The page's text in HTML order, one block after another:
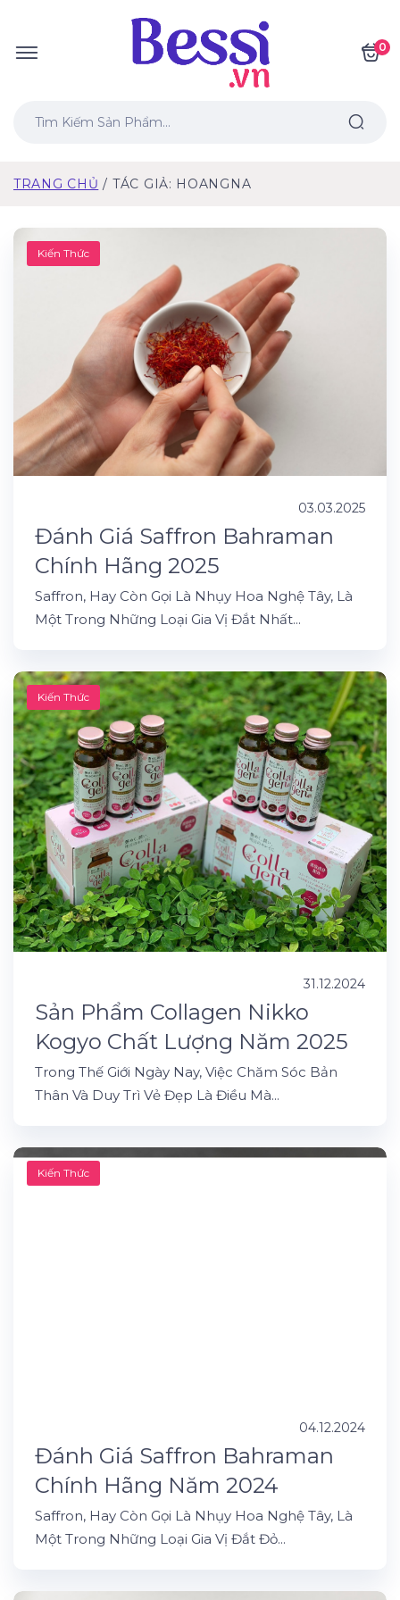
0
TRANG CHỦ TÁC GIẢ: HOANGNA
Kiến Thức
03.03.2025
Đánh Giá Saffron Bahraman
Chính Hãng 2025
Saffron, Hay Còn Gọi Là Nhụy Hoa Nghệ Tây, Là
Một Trong Những Loại Gia Vị Đắt Nhất...
Kiến Thức
31.12.2024
Sản Phẩm Collagen Nikko
Kogyo Chất Lượng Năm 2025
Trong Thế Giới Ngày Nay, Việc Chăm Sóc Bản
Thân Và Duy Trì Vẻ Đẹp Là Điều Mà...
Kiến Thức
04.12.2024
Đánh Giá Saffron Bahraman
Chính Hãng Năm 2024
Saffron, Hay Còn Gọi Là Nhụy Hoa Nghệ Tây, Là
Một Trong Những Loại Gia Vị Đắt Đỏ...